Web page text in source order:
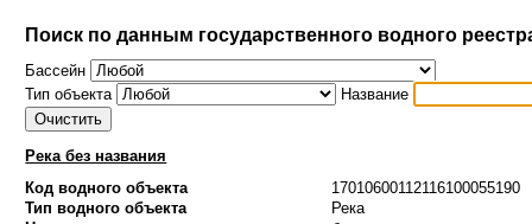
Поиск по данным государственного водного
Бассейн
Тип объекта
Название
Река без названия
Код водного объекта
17010600112116100055190
Тип водного объекта
Река